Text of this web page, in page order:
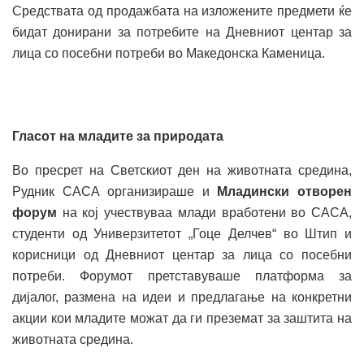
Средствата од продажбата на изложените предмети ќе
бидат донирани за потребите на Дневниот центар за
лица со посебни потреби во Македонска Каменица.
Гласот на младите за природата
Во пресрет на Светскиот ден на животната средина,
Рудник САСА организираше и
Младински отворен
форум на кој учествуваа млади вработени во САСА,
студенти од Универзитетот „Гоце Делчев“ во Штип и
корисници од Дневниот центар за лица со посебни
потреби. Форумот претставуваше платформа за
дијалог, размена на идеи и предлагање на конкретни
акции кои младите можат да ги преземат за заштита на
животната средина.